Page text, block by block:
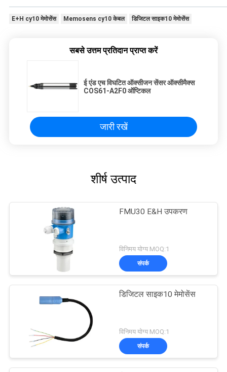
E+H cy10 मेमोसेंस Memosens cy10 केबल डिजिटल साइक10 मेमोसेंस
सबसे उत्तम प्रतिदान प्राप्त करें
ई एंड एच विघटित ऑक्सीजन सेंसर ऑक्सीमैक्स
COS61-A2F0 ऑप्टिकल
जारी रखें
शीर्ष उत्पाद
FMU30 E&H उपकरण
विनिमय योग्य MOQ:1
संपर्क
डिजिटल साइक10 मेमोसेंस
विनिमय योग्य MOQ:1
संपर्क